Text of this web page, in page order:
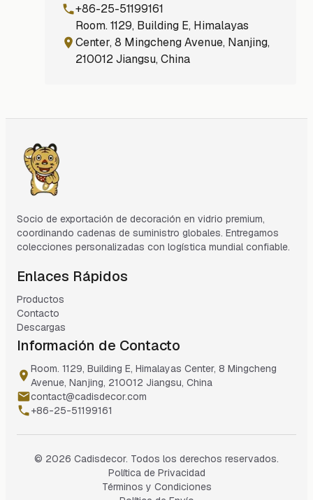
+86-25-51199161
Room. 1129, Building E, Himalayas
Center, 8 Mingcheng Avenue, Nanjing,
210012 Jiangsu, China
Socio de exportación de decoración en vidrio premium,
coordinando cadenas de suministro globales. Entregamos
colecciones personalizadas con logística mundial confiable.
Enlaces Rápidos
Productos
Contacto
Descargas
Información de Contacto
Room. 1129, Building E, Himalayas Center, 8 Mingcheng
Avenue, Nanjing, 210012 Jiangsu, China
contact@cadisdecor.com
+86-25-51199161
© 2026 Cadisdecor. Todos los derechos reservados.
Política de Privacidad
Términos y Condiciones